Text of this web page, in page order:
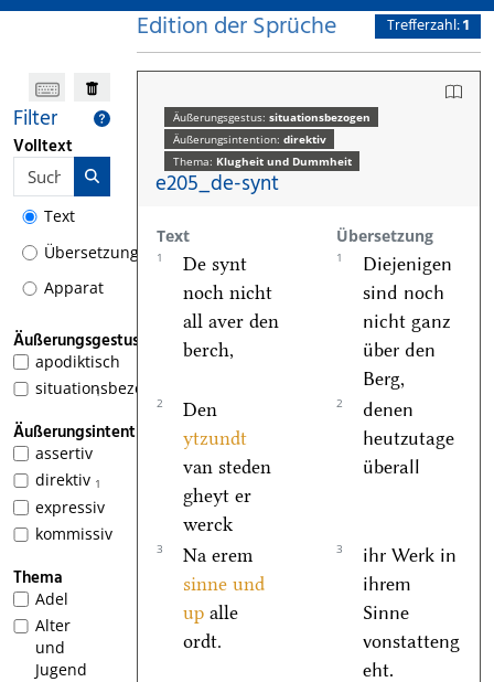
Filter
Volltext
Text
Übersetzung
Apparat
Äußerungsgestus
apodiktisch
1
situationsbezogen
Äußerungsintention
assertiv
1
direktiv
expressiv
kommissiv
Thema
Adel
Alter
und
Jugend
Edition der Sprüche Trefferzahl:1
Äußerungsgestus: situationsbezogen
Äußerungsintention: direktiv
Thema: Klugheit und Dummheit
e205_de-synt
Text Übersetzung
1
De synt
noch nicht
all aver den
berch,
1
Diejenigen
sind noch
nicht ganz
über den
Berg,
2
Den
ytzundt
van steden
gheyt er
werck
2
denen
heutzutage
überall
3
Na erem
sinne und
up alle
ordt.
3
ihr Werk in
ihrem
Sinne
vonstatteng
eht.